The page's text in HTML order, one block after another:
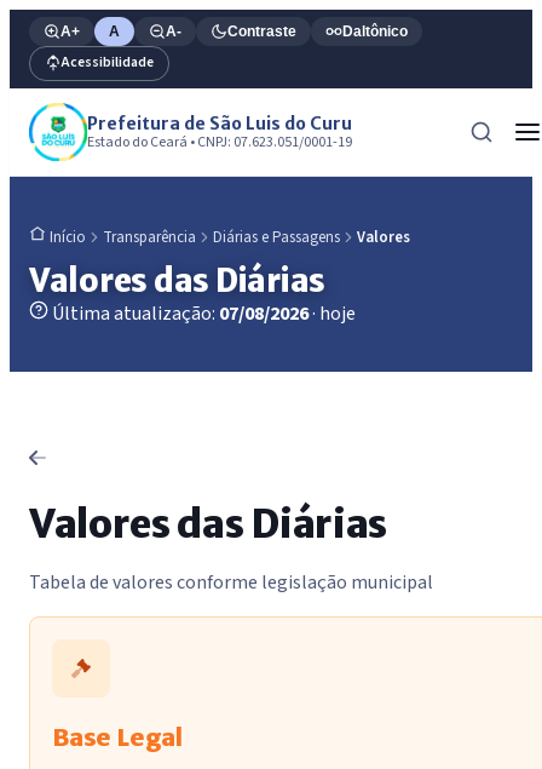
A+ A A- Contraste Daltônico
Acessibilidade
Prefeitura de São Luis do Curu
Estado do Ceará • CNPJ: 07.623.051/0001-19
Início Transparência Diárias e Passagens Valores
Valores das Diárias
Última atualização: 07/08/2026· hoje
Valores das Diárias
Tabela de valores conforme legislação municipal
Base Legal